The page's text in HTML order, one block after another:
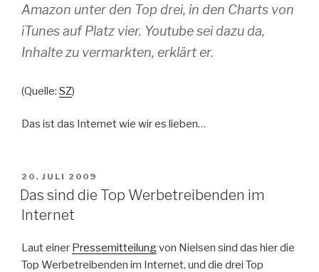
Amazon unter den Top drei, in den Charts von
iTunes auf Platz vier. Youtube sei dazu da,
Inhalte zu vermarkten, erklärt er.
(Quelle: SZ)
Das ist das Internet wie wir es lieben…
VERÖFFENTLICHT
AM
20. JULI 2009
Das sind die Top Werbetreibenden im
Internet
Laut einer Pressemitteilungvon Nielsen sind das hier die
Top Werbetreibenden im Internet, und die drei Top